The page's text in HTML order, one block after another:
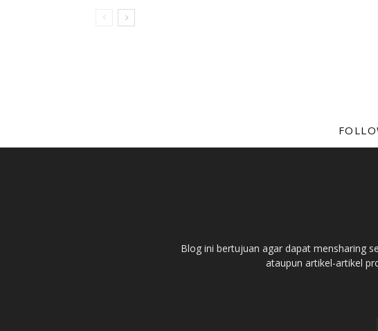
Blog ini bertujuan agar dapat mensharing
ataupun artikel-artikel